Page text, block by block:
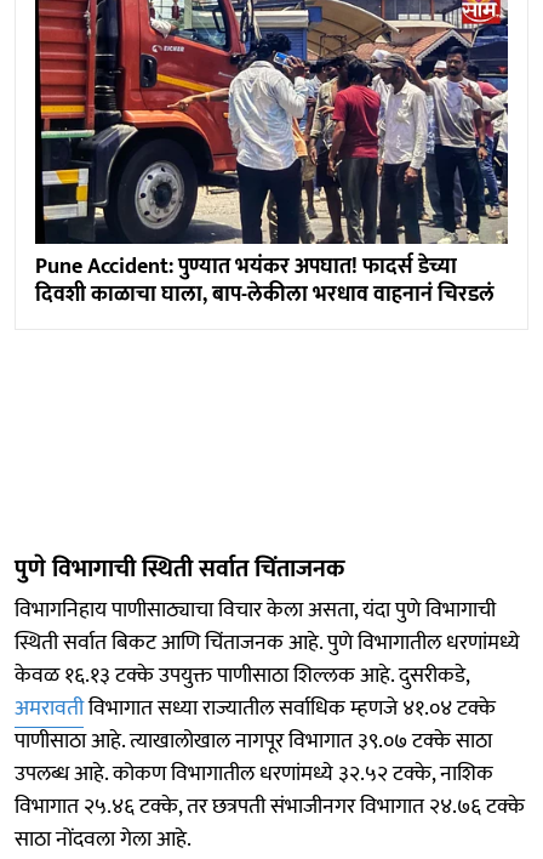
Pune Accident: पुण्यात भयंकर अपघात! फादर्स डेच्या
दिवशी काळाचा घाला, बाप-लेकीला भरधाव वाहनानं चिरडलं
पुणे विभागाची स्थिती सर्वात चिंताजनक
विभागनिहाय पाणीसाठ्याचा विचार केला असता, यंदा पुणे विभागाची
स्थिती सर्वात बिकट आणि चिंताजनक आहे. पुणे विभागातील धरणांमध्ये
केवळ १६.१३ टक्के उपयुक्त पाणीसाठा शिल्लक आहे. दुसरीकडे,
अमरावतीविभागात सध्या राज्यातील सर्वाधिक म्हणजे ४१.०४ टक्के
पाणीसाठा आहे. त्याखालोखाल नागपूर विभागात ३९.०७ टक्के साठा
उपलब्ध आहे. कोकण विभागातील धरणांमध्ये ३२.५२ टक्के, नाशिक
विभागात २५.४६ टक्के, तर छत्रपती संभाजीनगर विभागात २४.७६ टक्के
साठा नोंदवला गेला आहे.